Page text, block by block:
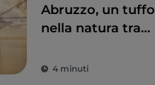
Abruzzo, un tuffo
nella natura tra
4 minuti